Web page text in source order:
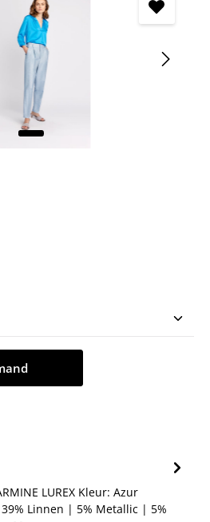
Voer de gewenste
LUREX Kleur: Azur
Linnen | 5% Metallic | 5%